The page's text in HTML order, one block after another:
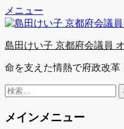
コ
ン
ン
へ
ス
キ
ッ
プ
Facebook
Twitter
YouTube
メニュー
島田けい子 京都府会議員
命を支えた情熱で府政改革
検
メインメニュー